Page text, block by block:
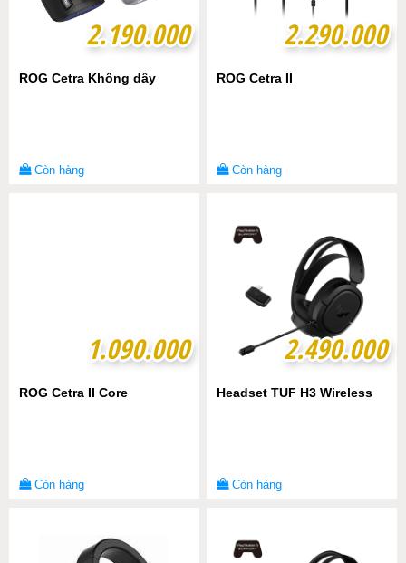
2.190.000
2.190.000
ROG Cetra Không dây
Còn hàng
2.290.000
2.290.000
ROG Cetra II
Còn hàng
1.090.000
1.090.000
ROG Cetra II Core
Còn hàng
2.490.000
2.490.000
Headset TUF H3 Wireless
Còn hàng